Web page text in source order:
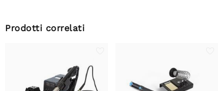
Prodotti correlati